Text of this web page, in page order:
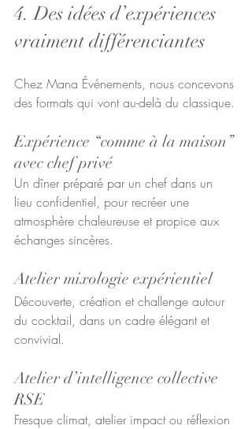
4. Des idées d’expériences
vraiment différenciantes
Chez Mana Événements, nous concevons
des formats qui vont au-delà du classique.
Expérience “comme à la maison”
avec chef privé
Un dîner préparé par un chef dans un
lieu confidentiel, pour recréer une
atmosphère chaleureuse et propice aux
échanges sincères.
Atelier mixologie expérientiel
Découverte, création et challenge autour
du cocktail, dans un cadre élégant et
convivial.
Atelier d’intelligence collective
RSE
Fresque climat, atelier impact ou réflexion